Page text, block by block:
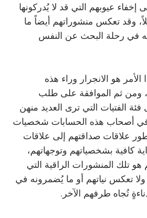
عيوبهم التي قد لا يُدركونها
وقد تعكس منشوراتهم أيضاً ما
في رحلة البحث عن النفس
هو الانجرار وراء هذه
ومن ثم الموافقة على طلب
الفتيات التي ترى العديد منهن
في أصحاب هذه الحسابات شخصيات
علاقات صداقتهم إلى علاقات
كافية بشخصياتهم وتوجهاتهم،
تلك المنشورات الراقية التي
ولا تعكس نياتهم أو ما يُضمرونه في
تُجاه طرفهم الآخر.